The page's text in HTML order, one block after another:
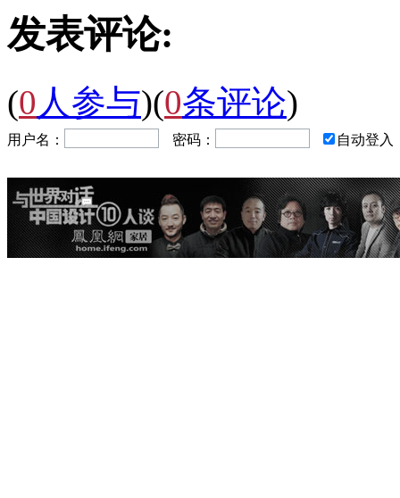
发表评论:
(0 人参与)(0条评论)
用户名： 密码： 自动登入